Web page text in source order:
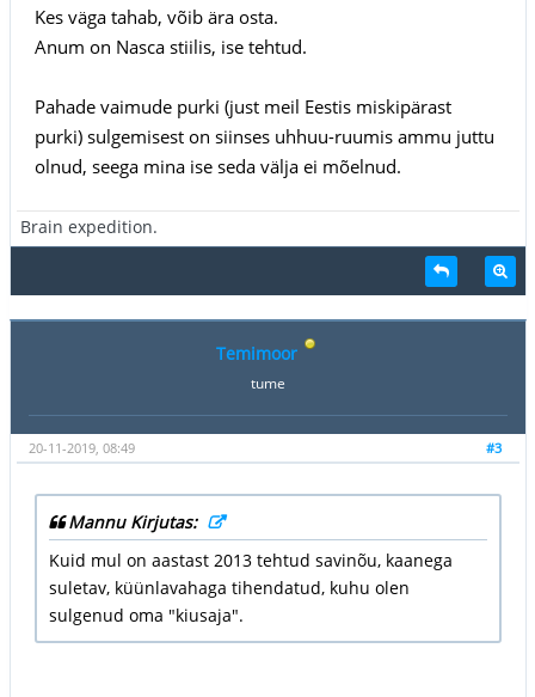
Kes väga tahab, võib ära osta.
Anum on Nasca stiilis, ise tehtud.
Pahade vaimude purki (just meil Eestis miskipärast
purki) sulgemisest on siinses uhhuu-ruumis ammu juttu
olnud, seega mina ise seda välja ei mõelnud.
Brain expedition.
Temimoor
tume
#3
20-11-2019, 08:49
Mannu Kirjutas:
Kuid mul on aastast 2013 tehtud savinõu, kaanega
suletav, küünlavahaga tihendatud, kuhu olen
sulgenud oma "kiusaja".